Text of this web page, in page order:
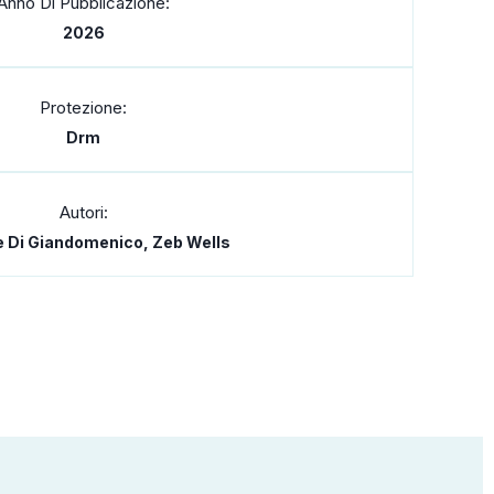
2026
Protezione:
Drm
Autori:
Di Giandomenico, Zeb Wells